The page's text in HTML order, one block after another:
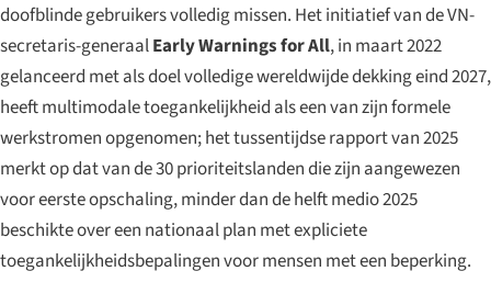
doofblinde gebruikers volledig missen. Het initiatief van de VN-
secretaris-generaalEarly Warnings for All, in maart 2022
gelanceerd met als doel volledige wereldwijde dekking eind 2027,
heeft multimodale toegankelijkheid als een van zijn formele
werkstromen opgenomen; het tussentijdse rapport van 2025
merkt op dat van de 30 prioriteitslanden die zijn aangewezen
voor eerste opschaling, minder dan de helft medio 2025
beschikte over een nationaal plan met expliciete
toegankelijkheidsbepalingen voor mensen met een beperking.